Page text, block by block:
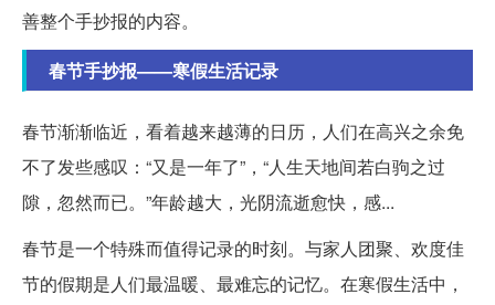
善整个手抄报的内容。
春节手抄报——寒假生活记录
春节渐渐临近，看着越来越薄的日历，人们在高兴之余免
不了发些感叹：“又是一年了”，“人生天地间若白驹之过
隙，忽然而已。”年龄越大，光阴流逝愈快，感...
春节是一个特殊而值得记录的时刻。与家人团聚、欢度佳
节的假期是人们最温暖、最难忘的记忆。在寒假生活中，